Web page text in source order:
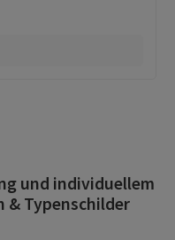
und individuellem
& Typenschilder